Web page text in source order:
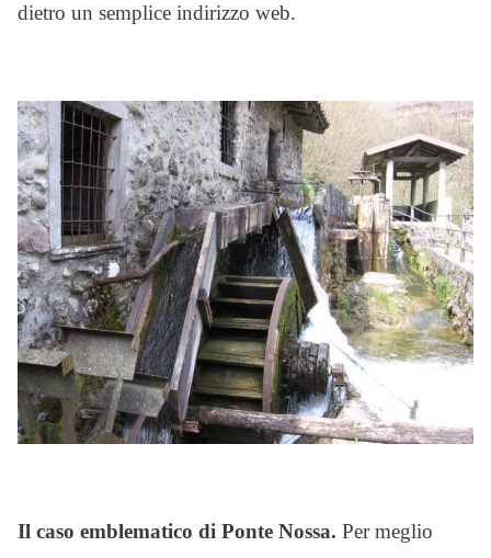
dietro un semplice indirizzo web.
Il caso emblematico di Ponte Nossa. Per meglio